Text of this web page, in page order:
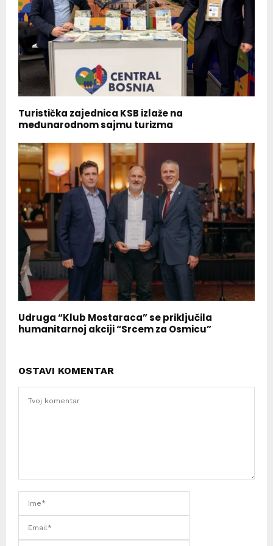
Turistička zajednica KSB izlaže na
međunarodnom sajmu turizma
Udruga “Klub Mostaraca” se priključila
humanitarnoj akciji “Srcem za Osmicu”
OSTAVI KOMENTAR